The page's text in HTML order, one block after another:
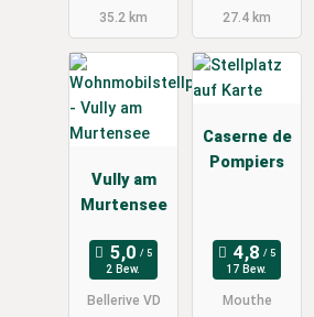
35.2 km
27.4 km
Vully am
Murtensee
2 Bew.
Bellerive VD
Caserne de
Pompiers
17 Bew.
Mouthe